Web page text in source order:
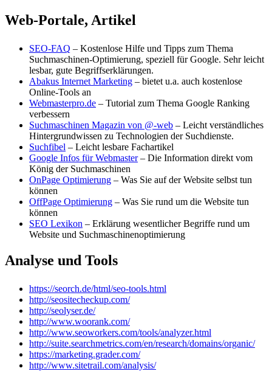
Web-Portale, Artikel
SEO-FAQ – Kostenlose Hilfe und Tipps zum Thema
Suchmaschinen-Optimierung, speziell für Google. Sehr leicht
lesbar, gute Begriffserklärungen.
Abakus Internet Marketing – bietet u.a. auch kostenlose
Online-Tools an
Webmasterpro.de – Tutorial zum Thema Google Ranking
verbessern
Suchmaschinen Magazin von @-web – Leicht verständliches
Hintergrundwissen zu Technologien der Suchdienste.
Suchfibel – Leicht lesbare Fachartikel
Google Infos für Webmaster– Die Information direkt vom
König der Suchmaschinen
OnPage Optimierung – Was Sie auf der Website selbst tun
können
OffPage Optimierung – Was Sie rund um die Website tun
können
SEO Lexikon – Erklärung wesentlicher Begriffe rund um
Website und Suchmaschinenoptimierung
Analyse und Tools
https://seorch.de/html/seo-tools.html
http://seositecheckup.com/
http://seolyser.de/
http://www.woorank.com/
http://www.seoworkers.com/tools/analyzer.html
http://suite.searchmetrics.com/en/research/domains/organic/
https://marketing.grader.com/
http://www.sitetrail.com/analysis/